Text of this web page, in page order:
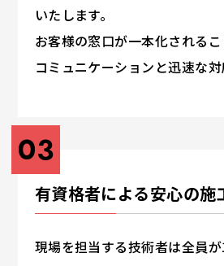
いたします。
お客様の窓口が一本化される
コミュニケーションと迅速な対
03
有資格者による安心の施
現場を担当する技術者は全員